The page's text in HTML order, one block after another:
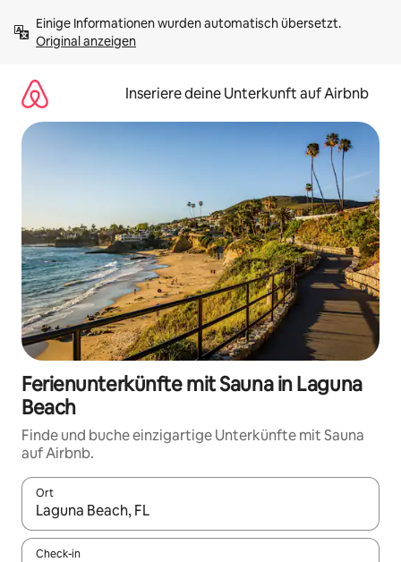
Inhalten
springenOriginal anzeigen
Inseriere deine Unterkunft auf Airbnb
Ferienunterkünfte mit Sauna in Laguna
Beach
Finde und buche einzigartige Unterkünfte mit Sauna
auf Airbnb.
Ort
Wenn Ergebnisse verfügbar sind, navigiere mit den
Check-in